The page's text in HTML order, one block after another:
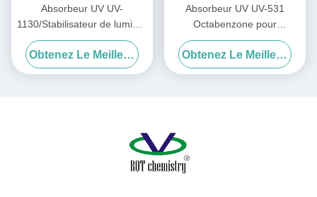
Absorbeur UV UV-
1130/Stabilisateur de lumière
1130 CAS:104810-48-2 pour
encre/peinture/revêtement/acide
acrylique
Obtenez Le Meilleur Prix
Absorbeur UV UV-531
Octabenzone pour
PE/PP/PVC Cas 1843-05-6
Stabilisateur de lumière 531
Obtenez Le Meilleur Prix